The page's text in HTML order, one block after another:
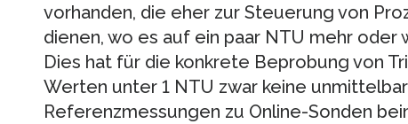
vorhanden, die eher zur Steuerung von
dienen, wo es auf ein paar NTU mehr oder
Dies hat für die konkrete Beprobung von
Werten unter 1 NTU zwar keine
Referenzmessungen zu Online-Sonden